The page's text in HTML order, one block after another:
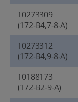
10273309
(172-B4,7-8-A)
10273312
(172-B4,9-8-A)
10188173
(172-B2-9-A)